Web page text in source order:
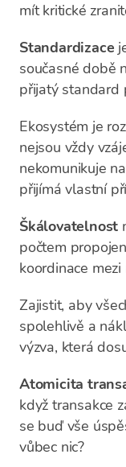
mít kritické
Standardizace
současné době
přijatý standard
Ekosystém je
nejsou vždy
nekomunikuje
přijímá vlastní
Škálovatelnost
počtem
koordinace mezi
Zajistit, aby
spolehlivě a
výzva, která
Atomicita
když transakce
se buď vše
vůbec nic?